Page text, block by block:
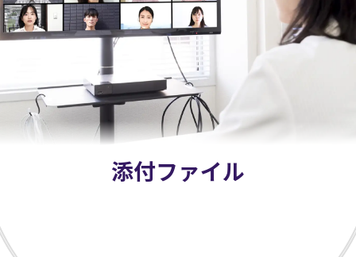
準備と費用
カリキュラム
入塾試験
課題添削
添付ファイル